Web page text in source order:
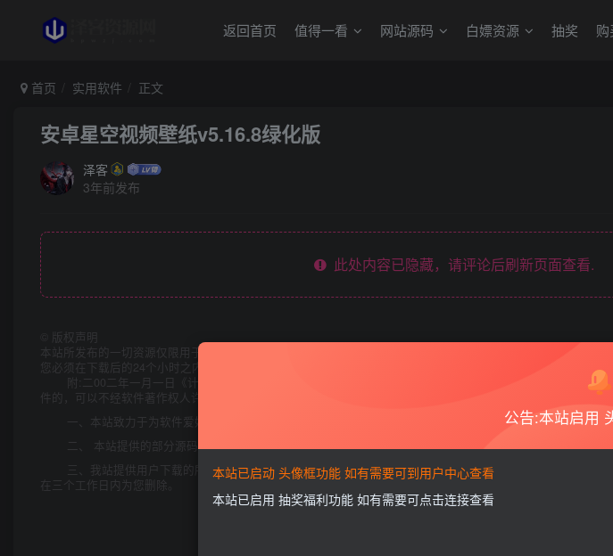
返回首页 值得一看 网站源码 白嫖资源 抽奖
首页 实用软件 正文
安卓星空视频壁纸v5.16.8绿化版
泽客
3年前发布
此处内容已隐藏，请评论后刷新页面查看.
版权声明
本站所发布的一切资源仅限用于学习和研究目的;不得将上述内容用于商业或者非法用途，否则，一切后果请用
您必须在下载后的24个小时之内，从您的电脑中彻底删除上述内容。如果您喜欢该程序，请支持正版软件，购买
附:二00二年一月一日《计算机软件保护条例》第十七条规定:为了学习和研究软件内含的设计思想和原理，
件的，可以不经软件著作权人许可，不向其支付报酬!鉴于此，也希望大家按此说明研究软件!
一、本站致力于为软件爱好者提供国内外软件开发技术和软件共享，着力为用户提供优资资源。
二、 本站提供的部分源码下载文件为网络共享资源，请于下载后的24小时内删除。如需体验更多乐趣，还
三、我站提供用户下载的所有内容均转自互联网。如有内容侵犯您的版权或其他利益的，若有侵犯你的权益
在三个工作日内为您删除。
公告:本站启用
本站已启动 头像框功能 如有需要可到用户中心查看
本站已启用 抽奖福利功能 如有需要可点击连接查看